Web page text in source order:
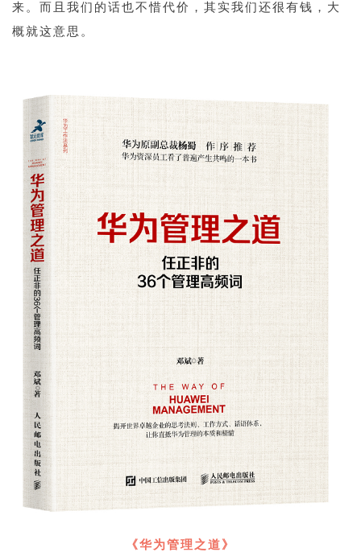
来。而且我们的话也不惜代价，其实我们还很有钱，大
概就这意思。
《华为管理之道》